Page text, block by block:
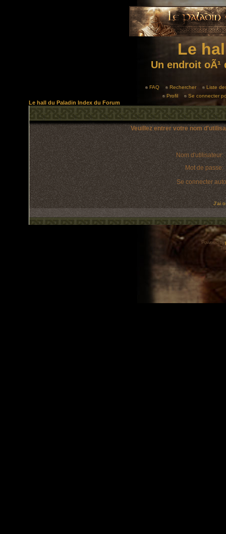
Le
Un endroit
FAQ Rechercher
Liste
Profil
Se connecter
Le hall du Paladin Index du Forum
Veuillez entrer votre nom
Nom d'utilisateur:
Mot de passe:
Se connecter
J'ai
Powered by